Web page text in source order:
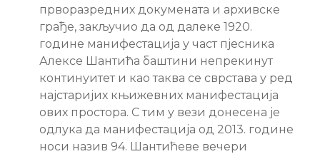
прворазредних докумената и архивске
грађе, закључио да од далеке 1920.
године манифестација у част пјесника
Алексе Шантића баштини непрекинут
континуитет и као таква се сврстава у ред
најстаријих књижевних манифестација
ових простора. С тим у вези донесена је
одлука да манифестација од 2013. године
носи назив 94. Шантићеве вечери